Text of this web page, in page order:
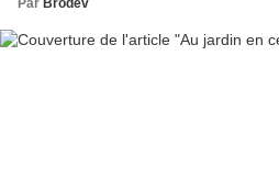
Par Brodev